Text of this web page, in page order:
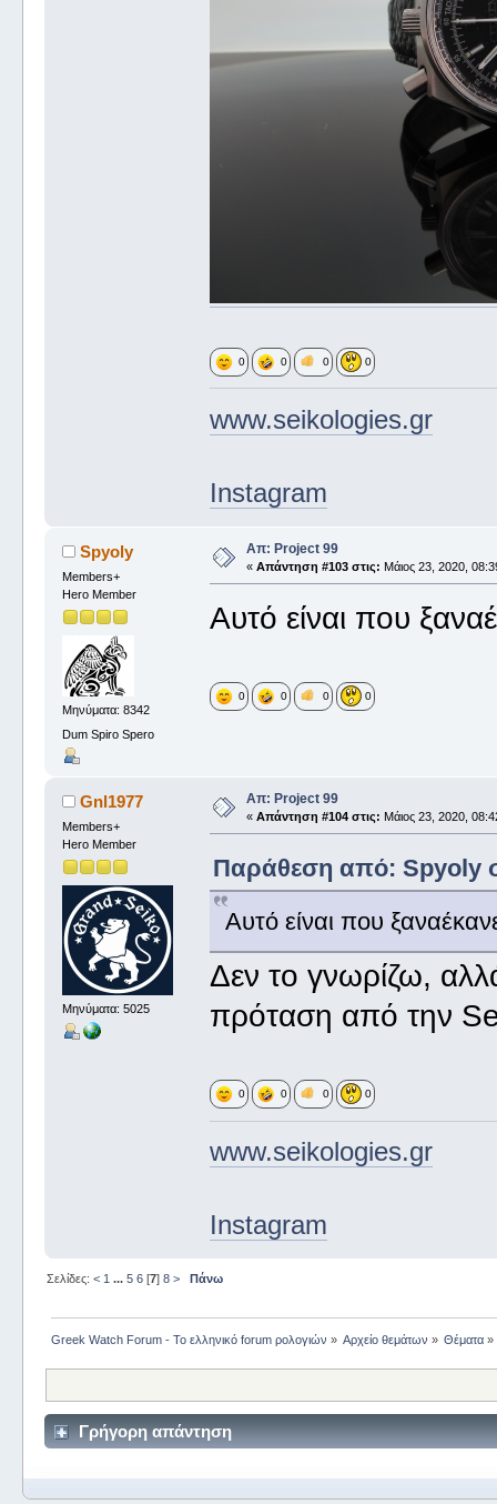
0 0 0 0
www.seikologies.gr
Instagram
Spyoly
Members+
Hero Member
Μηνύματα: 8342
Dum Spiro Spero
Απ: Project 99
« Απάντηση #103 στις: Μάιος 23, 2020,
Αυτό είναι που
0 0 0 0
Gnl1977
Members+
Hero Member
Μηνύματα: 5025
Απ: Project 99
« Απάντηση #104 στις: Μάιος 23, 2020,
Παράθεση από: Spyoly
Αυτό είναι που
Δεν το γνωρίζω,
πρόταση από την
0 0 0 0
www.seikologies.gr
Instagram
Σελίδες: < 1 ... 5 6[7] 8 > Πάνω
Greek Watch Forum - Το ελληνικό forum ρολογιών » Αρχείο θεμάτων » Θέματα »
Γρήγορη απάντηση